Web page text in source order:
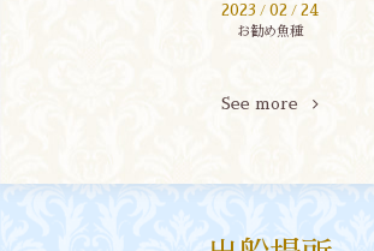
2023 / 02 / 24
お勧め魚種
See more